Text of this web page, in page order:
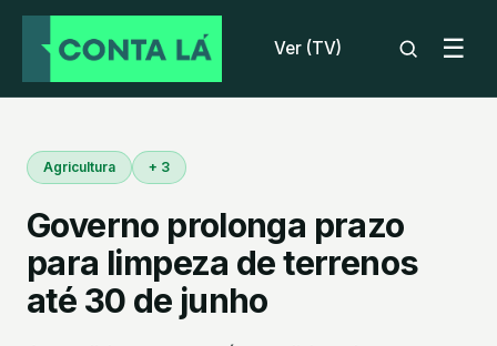
Ver (TV) ☰
Agricultura + 3
Governo prolonga prazo
para limpeza de terrenos
até 30 de junho